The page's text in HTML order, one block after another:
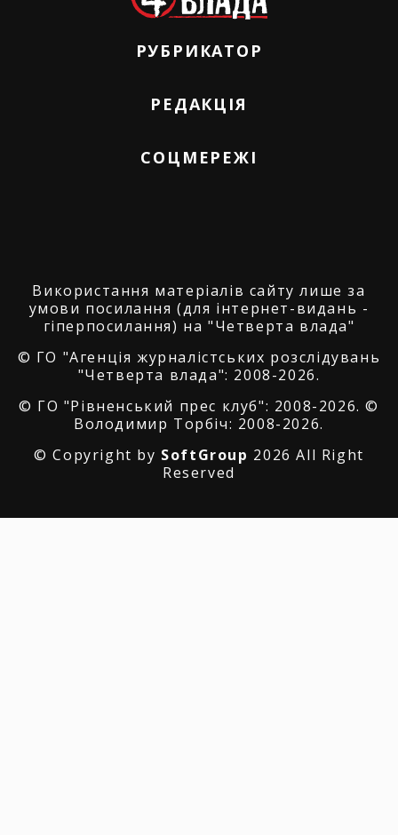
РУБРИКАТОР
РЕДАКЦІЯ
СОЦМЕРЕЖІ
Використання матеріалів сайту лише за
умови посилання (для інтернет-видань -
гіперпосилання) на "Четверта влада"
© ГО "Агенція журналістських розслідувань
"Четверта влада": 2008-2026.
© ГО "Рівненський прес клуб": 2008-2026. ©
Володимир Торбіч: 2008-2026.
© Copyright by SoftGroup 2026 All Right
Reserved